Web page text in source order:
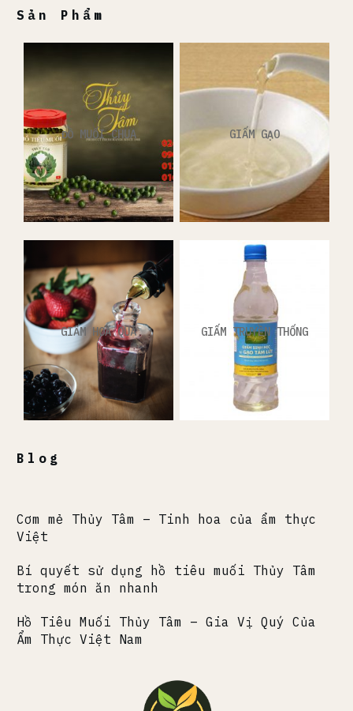
Sản Phẩm
ĐỒ MUỐI CHUA GIẤM GẠO
GIẤM HOA QUẢ GIẤM TRUYỀN THỐNG
Blog
Cơm mẻ Thủy Tâm – Tinh hoa của ẩm thực
Việt
Bí quyết sử dụng hồ tiêu muối Thủy Tâm
trong món ăn nhanh
Hồ Tiêu Muối Thủy Tâm – Gia Vị Quý Của
Ẩm Thực Việt Nam